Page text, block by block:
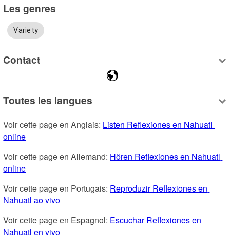
Les genres
Variety
Contact
Toutes les langues
Voir cette page en Anglais: Listen Reflexiones en Nahuatl
online
Voir cette page en Allemand: Hören Reflexiones en Nahuatl
online
Voir cette page en Portugais: Reproduzir Reflexiones en
Nahuatl ao vivo
Voir cette page en Espagnol: Escuchar Reflexiones en
Nahuatl en vivo